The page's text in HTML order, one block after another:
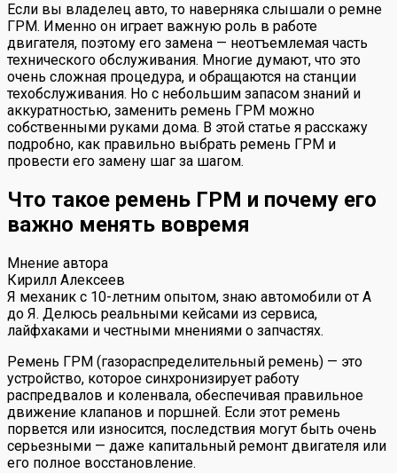
Если вы владелец авто, то наверняка слышали о ремне
ГРМ. Именно он играет важную роль в работе
двигателя, поэтому его замена — неотъемлемая часть
технического обслуживания. Многие думают, что это
очень сложная процедура, и обращаются на станции
техобслуживания. Но с небольшим запасом знаний и
аккуратностью, заменить ремень ГРМ можно
собственными руками дома. В этой статье я расскажу
подробно, как правильно выбрать ремень ГРМ и
провести его замену шаг за шагом.
Что такое ремень ГРМ и почему его
важно менять вовремя
Мнение автора
Кирилл Алексеев
Я механик с 10-летним опытом, знаю автомобили от А
до Я. Делюсь реальными кейсами из сервиса,
лайфхаками и честными мнениями о запчастях.
Ремень ГРМ (газораспределительный ремень) — это
устройство, которое синхронизирует работу
распредвалов и коленвала, обеспечивая правильное
движение клапанов и поршней. Если этот ремень
порвется или износится, последствия могут быть очень
серьезными — даже капитальный ремонт двигателя или
его полное восстановление.